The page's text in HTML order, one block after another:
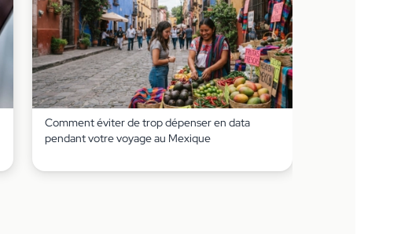
Comment éviter de trop dépenser en data
pendant votre voyage au Mexique